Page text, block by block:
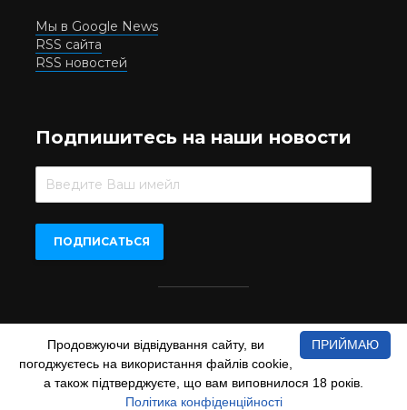
Мы в Google News
RSS сайта
RSS новостей
Подпишитесь на наши новости
Beer.UA © 2016-2022
При копіюванні матеріалів з сайту обов'язкове пряме
відкрите для пошукових систем гіперпосилання на сайт
www.beer.ua
ПРИЙМАЮ
Продовжуючи відвідування сайту, ви
погоджуєтесь на використання файлів cookie,
а також підтверджуєте, що вам виповнилося 18 років.
Політика конфіденційності